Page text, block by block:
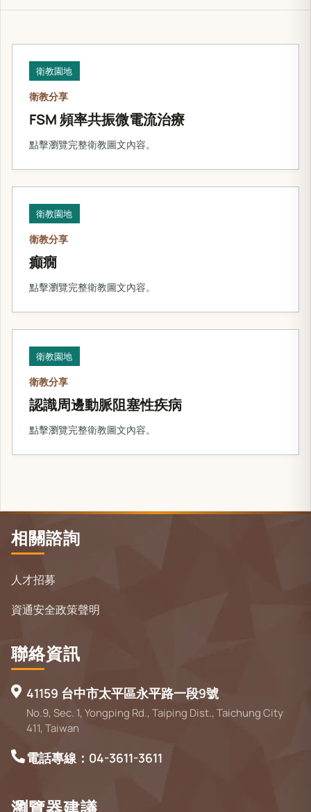
衛教園地
衛教分享
FSM 頻率共振微電流治療
點擊瀏覽完整衛教圖文內容。
衛教園地
衛教分享
癲癇
點擊瀏覽完整衛教圖文內容。
衛教園地
衛教分享
認識周邊動脈阻塞性疾病
點擊瀏覽完整衛教圖文內容。
相關諮詢
人才招募
資通安全政策聲明
聯絡資訊
41159 台中市太平區永平路一段9號
No.9, Sec. 1, Yongping Rd., Taiping Dist., Taichung City
411, Taiwan
電話專線：04-3611-3611